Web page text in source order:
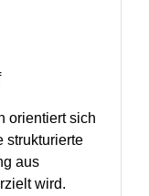
orientiert sich
strukturierte
aus
wird.